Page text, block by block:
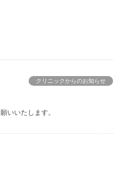
クリニックからのお知らせ
いいたします。